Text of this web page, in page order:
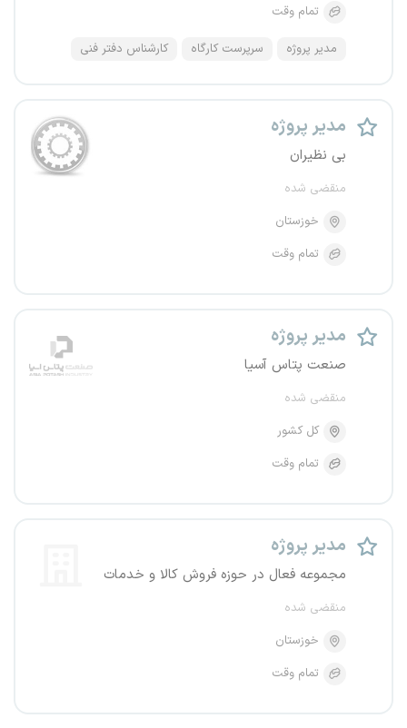
تمام وقت
مدیر پروژه سرپرست کارگاه کارشناس دفتر فنی
مدیر پروژه
بی نظیران
منقضی شده
خوزستان
تمام وقت
مدیر پروژه
صنعت پتاس آسیا
منقضی شده
کل کشور
تمام وقت
مدیر پروژه
مجموعه فعال در حوزه فروش کالا و خدمات
منقضی شده
خوزستان
تمام وقت